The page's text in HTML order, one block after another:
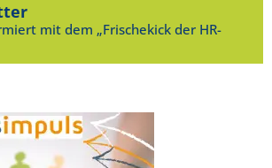
mit dem „Frischekick der HR-